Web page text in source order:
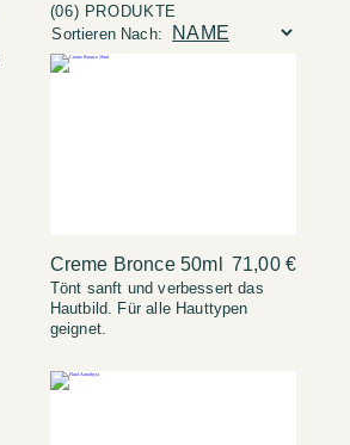
(06) PRODUKTE
Sortieren Nach:
Creme Bronce 50ml 71,00 €
Tönt sanft und verbessert das
Hautbild. Für alle Hauttypen
geignet.